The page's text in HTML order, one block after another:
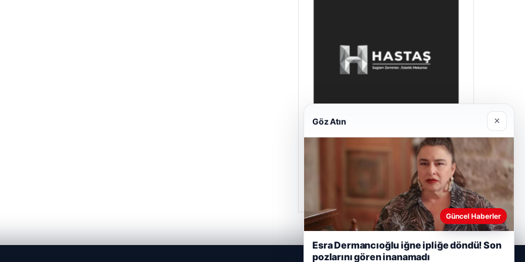
Göz Atın ×
Güncel Haberler
Esra Dermancıoğlu iğne ipliğe döndü! Son
pozlarını gören inanamadı